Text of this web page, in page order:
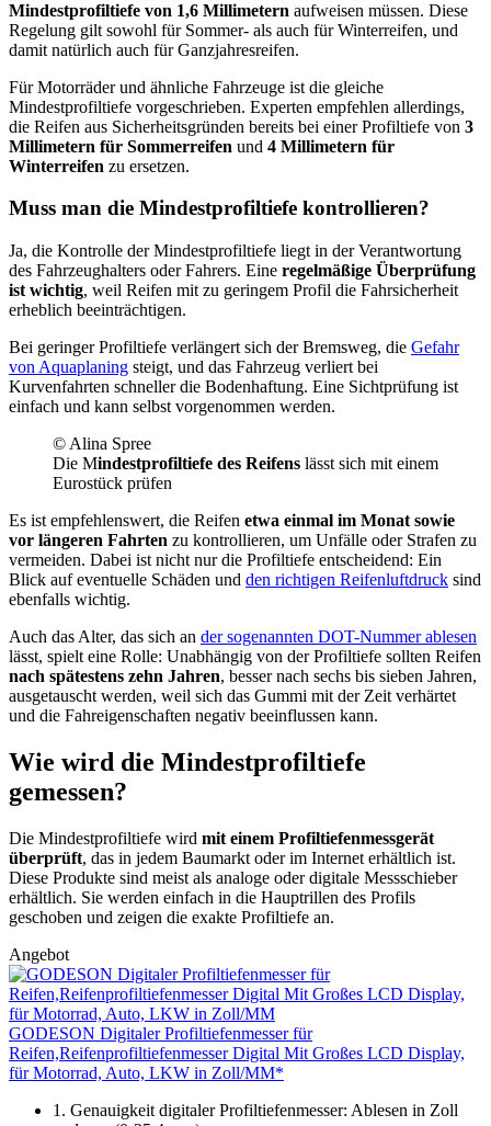
Mindestprofiltiefe von 1,6 Millimetern aufweisen müssen. Diese
Regelung gilt sowohl für Sommer- als auch für Winterreifen, und
damit natürlich auch für Ganzjahresreifen.
Für Motorräder und ähnliche Fahrzeuge ist die gleiche
Mindestprofiltiefe vorgeschrieben. Experten empfehlen allerdings,
die Reifen aus Sicherheitsgründen bereits bei einer Profiltiefe von 3
Millimetern für Sommerreifen und 4 Millimetern für
Winterreifen zu ersetzen.
Muss man die Mindestprofiltiefe kontrollieren?
Ja, die Kontrolle der Mindestprofiltiefe liegt in der Verantwortung
des Fahrzeughalters oder Fahrers. Eine regelmäßige Überprüfung
ist wichtig, weil Reifen mit zu geringem Profil die Fahrsicherheit
erheblich beeinträchtigen.
Bei geringer Profiltiefe verlängert sich der Bremsweg, die Gefahr
von Aquaplaning steigt, und das Fahrzeug verliert bei
Kurvenfahrten schneller die Bodenhaftung. Eine Sichtprüfung ist
einfach und kann selbst vorgenommen werden.
© Alina Spree
Die Mindestprofiltiefe des Reifens lässt sich mit einem
Eurostück prüfen
Es ist empfehlenswert, die Reifen etwa einmal im Monat sowie
vor längeren Fahrten zu kontrollieren, um Unfälle oder Strafen zu
vermeiden. Dabei ist nicht nur die Profiltiefe entscheidend: Ein
Blick auf eventuelle Schäden und den richtigen Reifenluftdruck sind
ebenfalls wichtig.
Auch das Alter, das sich an der sogenannten DOT-Nummer ablesen
lässt, spielt eine Rolle: Unabhängig von der Profiltiefe sollten Reifen
nach spätestens zehn Jahren, besser nach sechs bis sieben Jahren,
ausgetauscht werden, weil sich das Gummi mit der Zeit verhärtet
und die Fahreigenschaften negativ beeinflussen kann.
Wie wird die Mindestprofiltiefe
gemessen?
Die Mindestprofiltiefe wird mit einem Profiltiefenmessgerät
überprüft, das in jedem Baumarkt oder im Internet erhältlich ist.
Diese Produkte sind meist als analoge oder digitale Messschieber
erhältlich. Sie werden einfach in die Hauptrillen des Profils
geschoben und zeigen die exakte Profiltiefe an.
Angebot
GODESON Digitaler Profiltiefenmesser für
Reifen,Reifenprofiltiefenmesser Digital Mit Großes LCD Display,
für Motorrad, Auto, LKW in Zoll/MM*
1. Genauigkeit digitaler Profiltiefenmesser: Ablesen in Zoll